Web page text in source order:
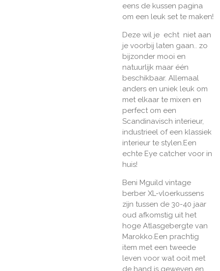
eens de kussen pagina
om een leuk set te maken!
Deze wil je echt niet aan
je voorbij laten gaan.. zo
bijzonder mooi en
natuurlijk maar één
beschikbaar. Allemaal
anders en uniek leuk om
met elkaar te mixen en
perfect om een
Scandinavisch interieur,
industrieel of een klassiek
interieur te stylen.Een
echte Eye catcher voor in
huis!
Beni Mguild vintage
berber XL-vloerkussens
zijn tussen de 30-40 jaar
oud afkomstig uit het
hoge Atlasgebergte van
Marokko.Een prachtig
item met een tweede
leven voor wat ooit met
de hand is geweven en